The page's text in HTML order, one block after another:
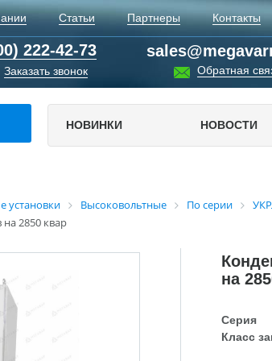
Статьи Партнеры Контакты
222-42-73
Заказать звонок Обратная
НОВИНКИ НОВОСТИ
установки Высоковольтные По серии
2850 квар
на
Серия
Класс